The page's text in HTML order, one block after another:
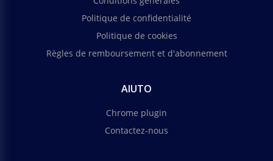
Politique de confidentialité
Politique de cookies
Règles de remboursement et d'abonnement
AIUTO
Chrome plugin
Contactez-nous